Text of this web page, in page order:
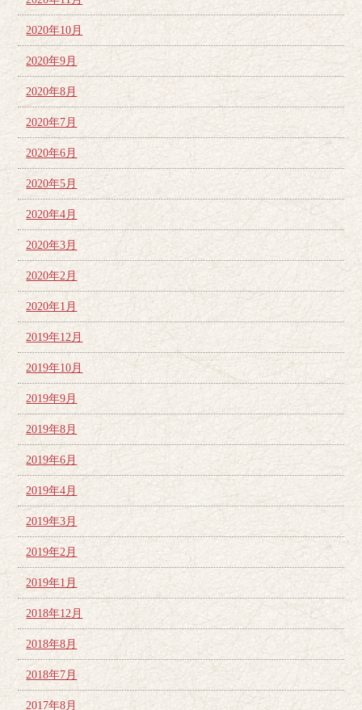
2020年10月
2020年9月
2020年8月
2020年7月
2020年6月
2020年5月
2020年4月
2020年3月
2020年2月
2020年1月
2019年12月
2019年10月
2019年9月
2019年8月
2019年6月
2019年4月
2019年3月
2019年2月
2019年1月
2018年12月
2018年8月
2018年7月
2017年8月